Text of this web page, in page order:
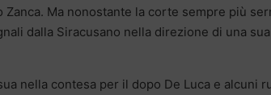
Zanca. Ma nonostante la corte sempre più
dalla Siracusano nella direzione di una
nella contesa per il dopo De Luca e alcuni